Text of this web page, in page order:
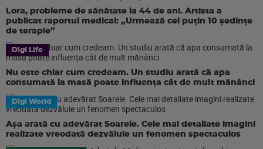
Lora, probleme de sănătate la 44 de ani. Artista a
publicat raportul medical: „Urmează cel puțin 10 ședințe
de terapie”
Digi Life
Nu este chiar cum credeam. Un studiu arată că apa
consumată la masă poate influența cât de mult mănânci
Digi World
Așa arată cu adevărat Soarele. Cele mai detaliate imagini
realizate vreodată dezvăluie un fenomen spectaculos